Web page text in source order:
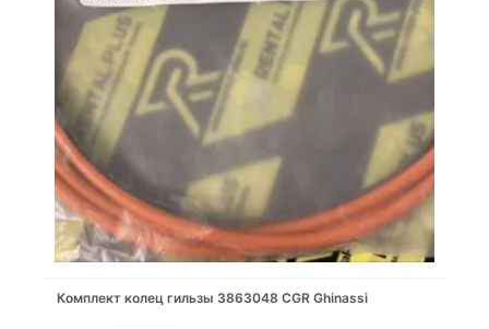
Комплект колец гильзы 3863048 CGR Ghinassi